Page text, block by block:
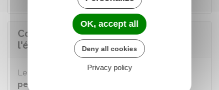
Comment se déroule le vote lors de
l'élection du CSE ?
Le a lieu en principe dans l'entreprise
pendant le temps de travail
OK, accept all
Deny all cookies
Privacy policy